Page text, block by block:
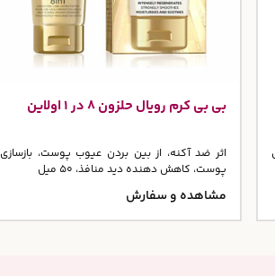
بی بی کرم رویال حلزون 8 در 1 اولاین
اثر ضد آکنه، از بین بردن عیوب پوست، بازسازی
پوست، کاهش دهنده دید منافذ، 50 میل
مشاهده و سفارش